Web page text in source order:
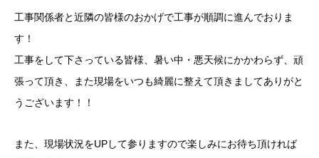
工事関係者と近隣の皆様のおかげで工事が順調に進んでおりま
す！
工事をして下さっている皆様、暑い中・悪天候にかかわらず、頑
張って頂き、また現場をいつも綺麗に整えて頂きましてありがと
うございます！！
また、現場状況をUPして参りますので楽しみにお待ち頂ければ